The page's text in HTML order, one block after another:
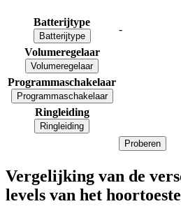
Batterijtype
Batterijtype
-
Volumeregelaar
Volumeregelaar
Programmaschakelaar
Programmaschakelaar
Ringleiding
Ringleiding
Proberen
Vergelijking van de
levels van het